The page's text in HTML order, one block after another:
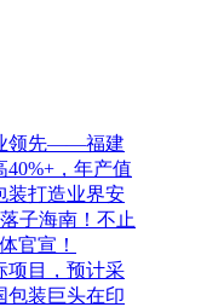
领先——福建
，年产值
装打造业界安
子海南！不止
官宣！
项目，预计采
包装巨头在印